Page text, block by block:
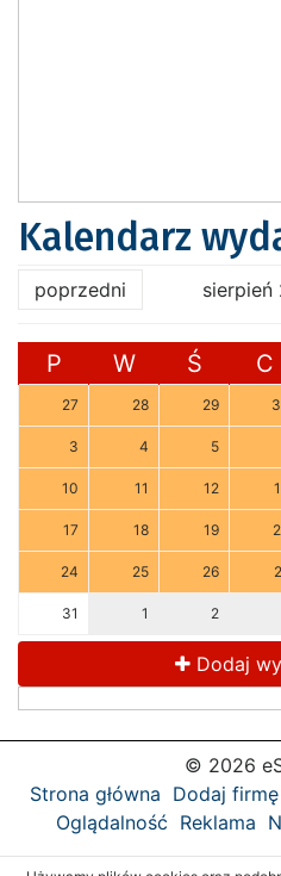
Kalendarz
poprzedni sierpień
P W Ś C
27 28 29
3 4 5
10 11 12
17 18 19
24 25 26
31 1 2
Dodaj
© 2026
Strona główna Dodaj
Oglądalność Reklama